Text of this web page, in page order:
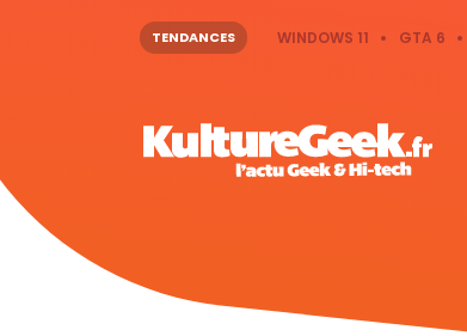
TENDANCES WINDOWS 11 GTA 6